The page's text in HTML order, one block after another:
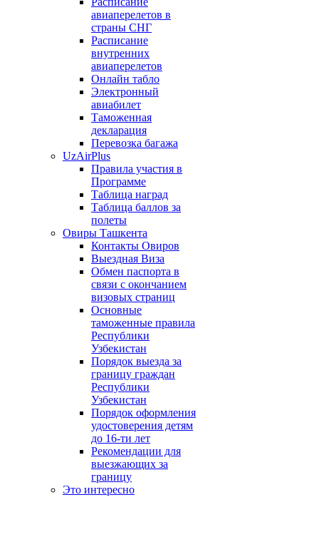
авиаперелетов в
страны СНГ
Расписание
внутренних
авиаперелетов
Онлайн табло
Электронный
авиабилет
Таможенная
декларация
Перевозка багажа
UzAirPlus
Правила участия в
Программе
Таблица наград
Таблица баллов за
полеты
Овиры Ташкента
Контакты Овиров
Выездная Виза
Обмен паспорта в
связи с окончанием
визовых страниц
Основные
таможенные правила
Республики
Узбекистан
Порядок выезда за
границу граждан
Республики
Узбекистан
Порядок оформления
удостоверения детям
до 16-ти лет
Рекомендации для
выезжающих за
границу
Это интересно